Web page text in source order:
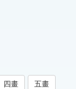
四畫 五畫